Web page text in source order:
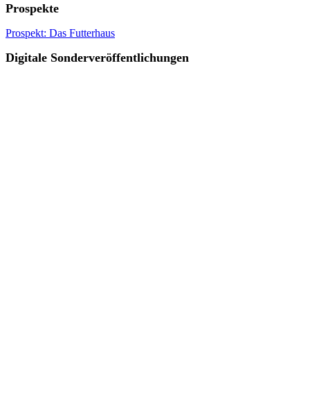
Prospekte
Prospekt: Das Futterhaus
Digitale Sonderveröffentlichungen